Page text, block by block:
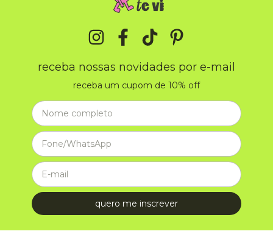
receba nossas novidades por e-mail
receba um cupom de 10% off